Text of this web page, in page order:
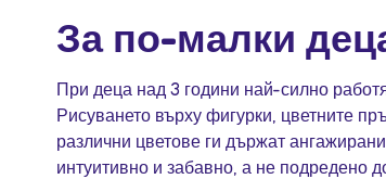
За по-малки
При деца над 3 години най-силно
Рисуването върху фигурки, цветните
различни цветове ги държат
интуитивно и забавно, а не подредено